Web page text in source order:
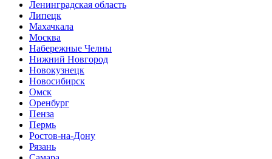
Ленинградская область
Липецк
Махачкала
Москва
Набережные Челны
Нижний Новгород
Новокузнецк
Новосибирск
Омск
Оренбург
Пенза
Пермь
Ростов-на-Дону
Рязань